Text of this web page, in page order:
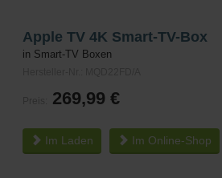
Apple TV 4K Smart-TV-Box
in Smart-TV Boxen
269,99 €
Im Laden Im Online-Shop